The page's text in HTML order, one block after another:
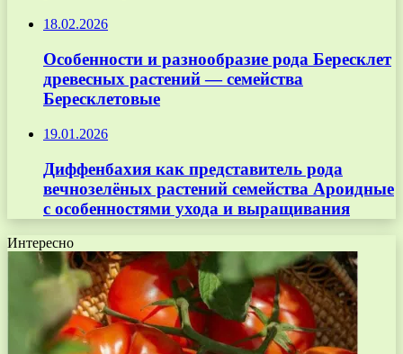
18.02.2026
Особенности и разнообразие рода Бересклет
древесных растений — семейства
Бересклетовые
19.01.2026
Диффенбахия как представитель рода
вечнозелёных растений семейства Ароидные
с особенностями ухода и выращивания
Интересно